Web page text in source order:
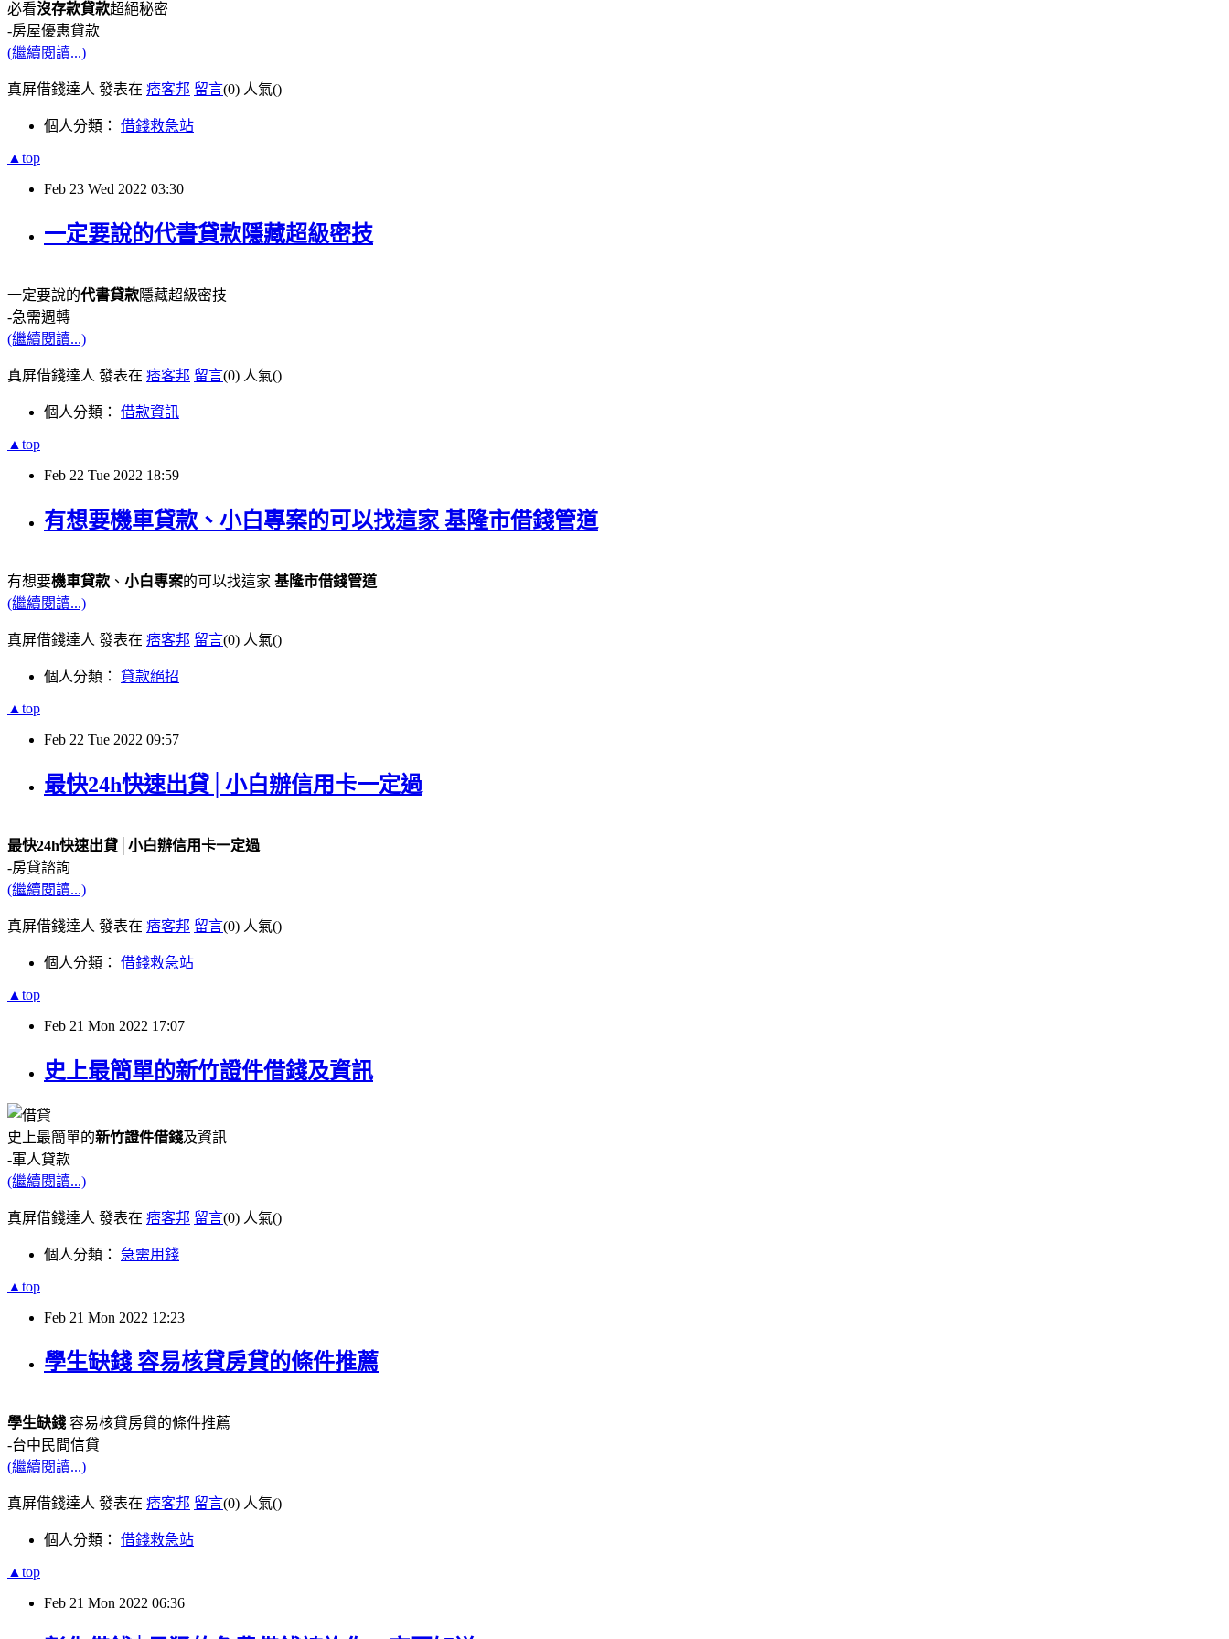
必看沒存款貸款超絕秘密
-房屋優惠貸款
(繼續閱讀...)
真屏借錢達人 發表在 痞客邦 留言(0) 人氣()
個人分類： 借錢救急站
▲top
Feb 23 Wed 2022 03:30
一定要說的代書貸款隱藏超級密技
一定要說的代書貸款隱藏超級密技
-急需週轉
(繼續閱讀...)
真屏借錢達人 發表在 痞客邦 留言(0) 人氣()
個人分類： 借款資訊
▲top
Feb 22 Tue 2022 18:59
有想要機車貸款、小白專案的可以找這家 基隆市借錢管道
有想要機車貸款 、 小白專案的可以找這家 基隆市借錢管道
(繼續閱讀...)
真屏借錢達人 發表在 痞客邦 留言(0) 人氣()
個人分類： 貸款絕招
▲top
Feb 22 Tue 2022 09:57
最快24h快速出貸│小白辦信用卡一定過
最快24h快速出貸│小白辦信用卡一定過
-房貸諮詢
(繼續閱讀...)
真屏借錢達人 發表在 痞客邦 留言(0) 人氣()
個人分類： 借錢救急站
▲top
Feb 21 Mon 2022 17:07
史上最簡單的新竹證件借錢及資訊
史上最簡單的新竹證件借錢及資訊
-軍人貸款
(繼續閱讀...)
真屏借錢達人 發表在 痞客邦 留言(0) 人氣()
個人分類： 急需用錢
▲top
Feb 21 Mon 2022 12:23
學生缺錢 容易核貸房貸的條件推薦
學生缺錢 容易核貸房貸的條件推薦
-台中民間信貸
(繼續閱讀...)
真屏借錢達人 發表在 痞客邦 留言(0) 人氣()
個人分類： 借錢救急站
▲top
Feb 21 Mon 2022 06:36